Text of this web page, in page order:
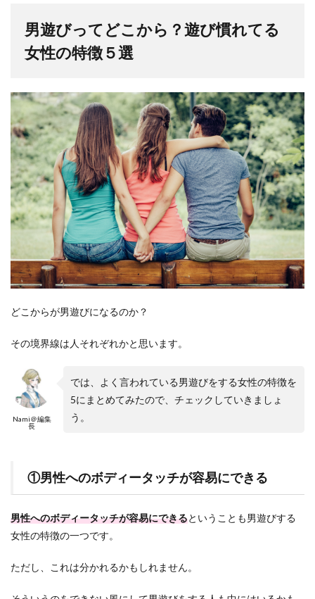
男遊びってどこから？遊び慣れてる
女性の特徴５選
どこからが男遊びになるのか？
その境界線は人それぞれかと思います。
Nami＠編集
長
では、よく言われている男遊びをする女性の特徴を
5にまとめてみたので、チェックしていきましょ
う。
①男性へのボディータッチが容易にできる
男性へのボディータッチが容易にできるということも男遊びする
女性の特徴の一つです。
ただし、これは分かれるかもしれません。